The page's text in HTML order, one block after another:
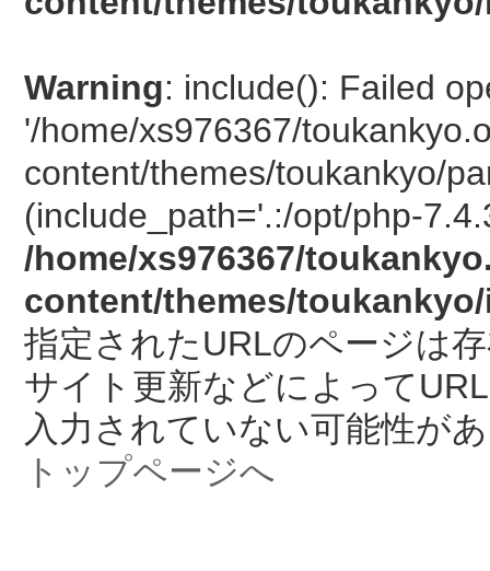
Warning: include(): Failed
'/home/xs976367/
content/themes/toukankyo/
(include_path='.:/opt/php-
/home/xs976367/
content/themes/
指定されたURLのページは
サイト更新などによって
入力されていない可能性が
トップページへ